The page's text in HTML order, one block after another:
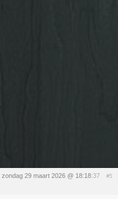
zondag 29 maart 2026 @ 18:18:37 #5